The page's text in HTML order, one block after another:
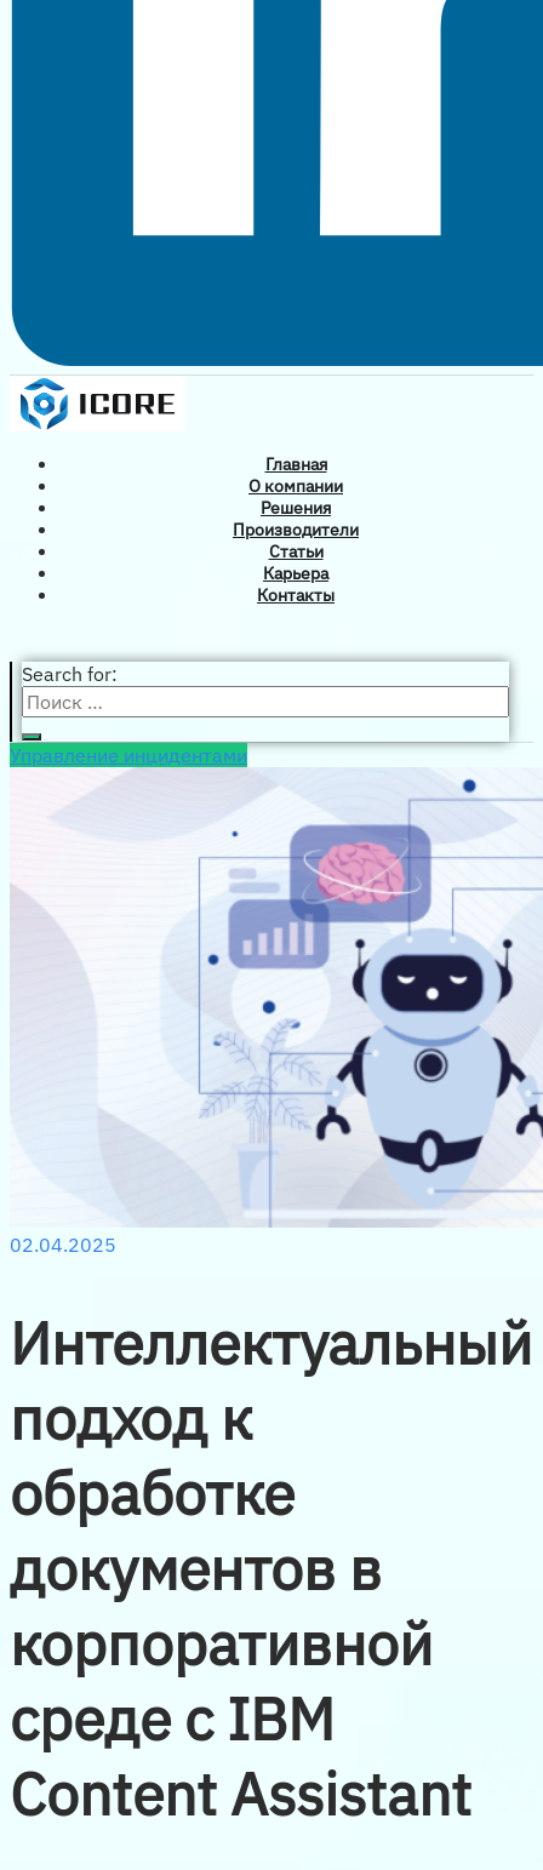
Главная
О компании
Решения
Производители
Статьи
Карьера
Контакты
Search for:
Управление инцидентами
02.04.2025
Интеллектуальный
подход к
обработке
документов в
корпоративной
среде с IBM
Content Assistant